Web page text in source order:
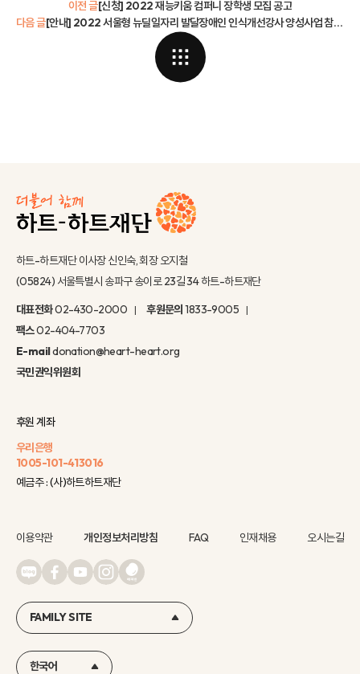
이전 글[신청] 2022 재능키움 컴퍼니 장학생 모집 공고
[안내] 2022 서울형 뉴딜일자리 발달장애인 인식개선강사 양성사업 참여자 모집
다음 글
하트-하트재단 이사장 신인숙, 회장 오지철
(05824) 서울특별시 송파구 송이로 23길 34 하트-하트재단
대표전화02-430-2000 후원문의1833-9005
팩스02-404-7703
E-maildonation@heart-heart.org
국민권익위원회
후원 계좌
우리은행
1005-101-413016
예금주 : (사)하트하트재단
이용약관 개인정보처리방침 FAQ 인재채용 오시는길
FAMILY SITE
한국어